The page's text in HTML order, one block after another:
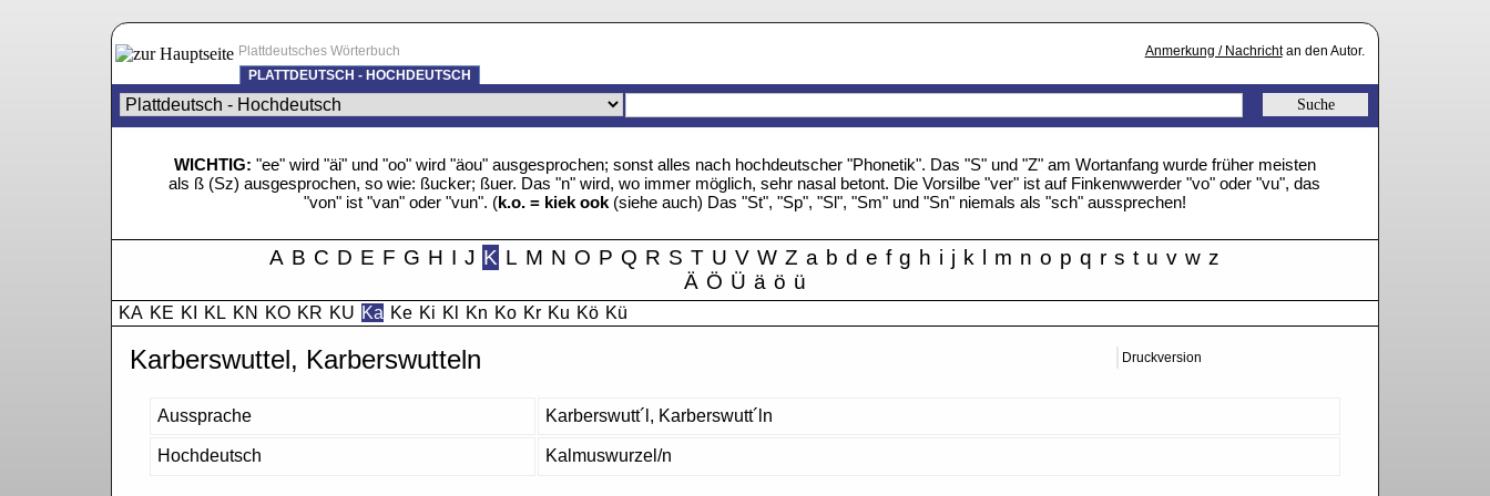
Anmerkung / Nachrichtan den Autor.
Plattdeutsches Wörterbuch
PLATTDEUTSCH - HOCHDEUTSCH
WICHTIG: "ee" wird "äi" und "oo" wird "äou" ausgesprochen; sonst alles nach hochdeutscher "Phonetik". Das "S" und "Z" am Wortanfang wurde früher meisten
als ß (Sz) ausgesprochen, so wie: ßucker; ßuer. Das "n" wird, wo immer möglich, sehr nasal betont. Die Vorsilbe "ver" ist auf Finkenwwerder "vo" oder "vu", das
"von" ist "van" oder "vun". (k.o. = kiek ook(siehe auch) Das "St", "Sp", "Sl", "Sm" und "Sn" niemals als "sch" aussprechen!
A B C D E F G H I J K L M N O P Q R S T U V W Z a b d e f g h i j k l m n o p q r s t u v w z
Ä Ö Ü ä ö ü
KA KE KI KL KN KO KR KU Ka Ke Ki Kl Kn Ko Kr Ku Kö Kü
Druckversion
Karberswuttel, Karberswutteln
Aussprache Karberswutt´l, Karberswutt´ln
Hochdeutsch Kalmuswurzel/n